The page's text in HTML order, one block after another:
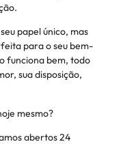
papel único, mas
para o seu bem-
funciona bem, todo
sua disposição,
mesmo?
abertos 24